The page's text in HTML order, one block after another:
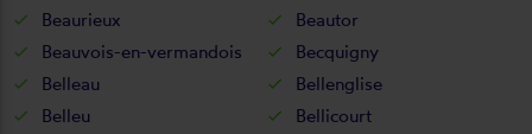
Beaurieux
Beautor
Beauvois-en-vermandois
Becquigny
Belleau
Bellenglise
Belleu
Bellicourt